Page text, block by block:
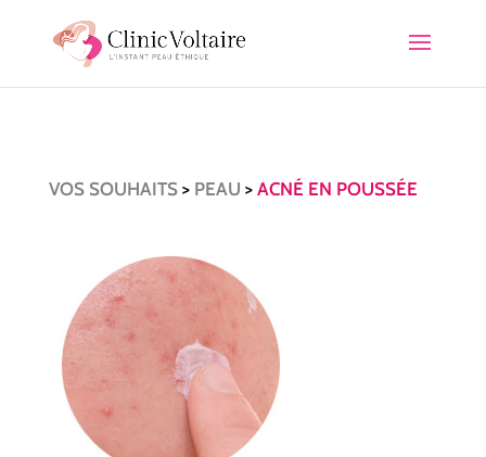
VOS SOUHAITS> PEAU > ACNÉ EN POUSSÉE